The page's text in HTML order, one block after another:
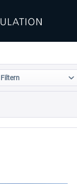
Filtern